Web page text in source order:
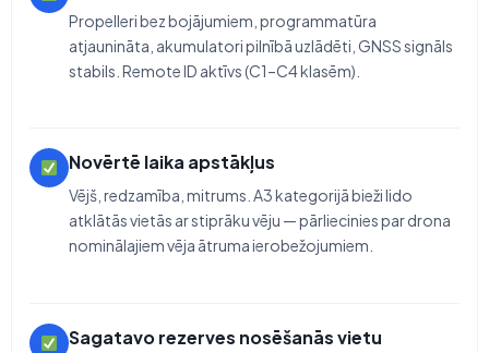
Propelleri bez bojājumiem, programmatūra
atjaunināta, akumulatori pilnībā uzlādēti, GNSS signāls
stabils. Remote ID aktīvs (C1–C4 klasēm).
Novērtē laika apstākļus
Vējš, redzamība, mitrums. A3 kategorijā bieži lido
atklātās vietās ar stiprāku vēju — pārliecinies par drona
nominālajiem vēja ātruma ierobežojumiem.
Sagatavo rezerves nosēšanās vietu